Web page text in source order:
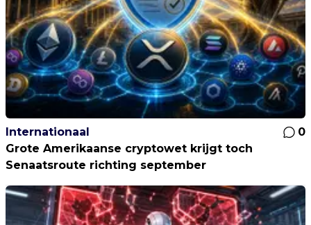
Internationaal
0
Grote Amerikaanse cryptowet krijgt toch
Senaatsroute richting september